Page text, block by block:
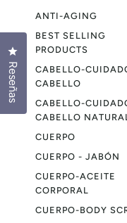
ANTI-AGING
BEST SELLING
PRODUCTS
CABELLO-
CABELLO
CABELLO-
CABELLO
CUERPO
CUERPO - JABÓN
CUERPO-ACEITE
CORPORAL
CUERPO-BODY
Reseñas
Haz clic para abrir el